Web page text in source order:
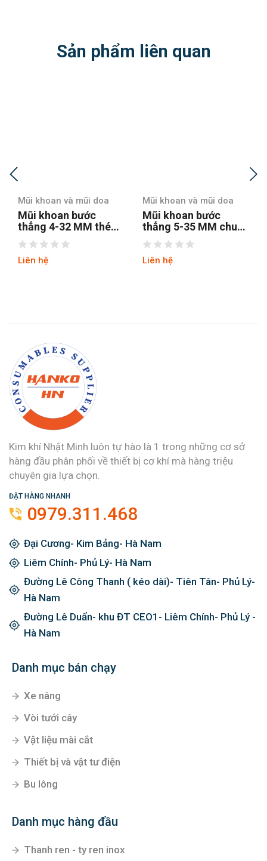
Sản phẩm liên quan
Mũi khoan và mũi doa
Mũi khoan bước
thẳng 5-35 MM chuôi
tròn
Liên hệ
Mũi khoan và mũi doa
Mũi khoan bước
thẳng chuôi tròn 4-12
hss4241 tin
Liên hệ
Kim khí Nhật Minh luôn tự hào là 1 trong những cơ sở
hàng đầu phân phối về thiết bị cơ khí mà hàng triệu
chuyên gia lựa chọn.
ĐẶT HÀNG NHANH
0979.311.468
Đại Cương- Kim Bảng- Hà Nam
Liêm Chính- Phủ Lý- Hà Nam
Đường Lê Công Thanh ( kéo dài)- Tiên Tân- Phủ Lý-
Hà Nam
Đường Lê Duẩn- khu ĐT CEO1- Liêm Chính- Phủ Lý -
Hà Nam
Danh mục bán chạy
Xe nâng
Vòi tưới cây
Vật liệu mài cắt
Thiết bị và vật tư điện
Bu lông
Danh mục hàng đầu
Thanh ren - ty ren inox